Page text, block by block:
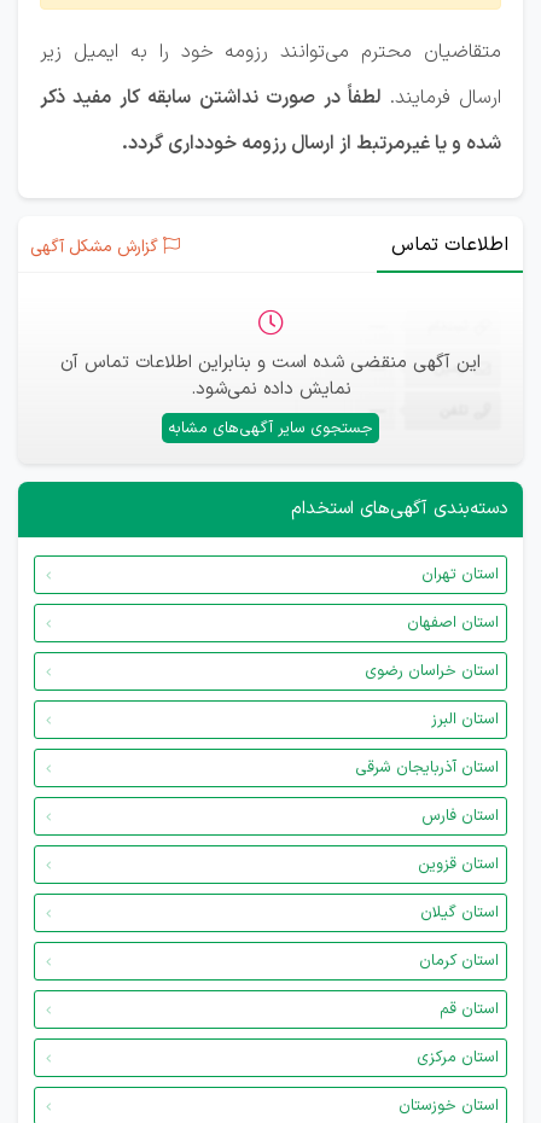
متقاضیان محترم می‌توانند رزومه خود را به ایمیل زیر
ارسال فرمایند. لطفاً در صورت نداشتن سابقه کار مفید ذکر
شده و یا غیرمرتبط از ارسال رزومه خودداری گردد.
اطلاعات تماس گزارش مشکل آگهی
این آگهی منقضی شده است و بنابراین اطلاعات تماس آن
نمایش داده نمی‌شود.
جستجوی سایر آگهی‌های مشابه
ایمیل —
—
دسته‌بندی آگهی‌های استخدام
استان تهران
استان اصفهان
استان خراسان رضوی
استان البرز
استان آذربایجان شرقی
استان فارس
استان قزوین
استان گیلان
استان کرمان
استان قم
استان مرکزی
استان خوزستان